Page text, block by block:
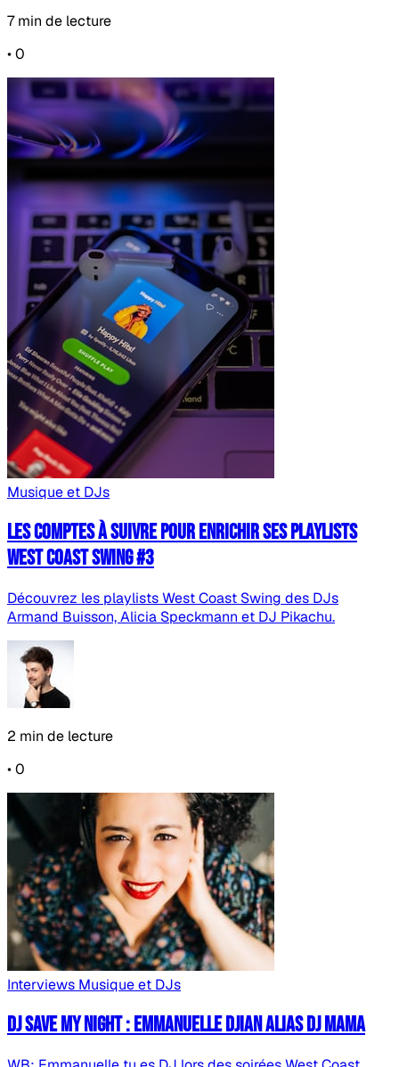
7 min de lecture
•0
Musique et DJs
Les comptes à suivre pour enrichir ses playlists
West Coast Swing #3
Découvrez les playlists West Coast Swing des DJs
Armand Buisson, Alicia Speckmann et DJ Pikachu.
2 min de lecture
•0
Interviews Musique et DJs
DJ save my night : Emmanuelle Djian alias DJ MaMa